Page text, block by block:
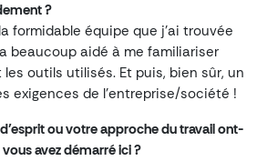
?
formidable équipe que j’ai trouvée
beaucoup aidé à me familiariser
outils utilisés. Et puis, bien sûr, un
exigences de l’entreprise/société !
ou votre approche du travail ont-
avez démarré ici ?